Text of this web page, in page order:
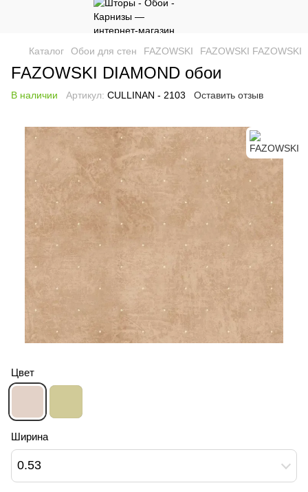
Каталог Обои для стен FAZOWSKI FAZOWSKI FAZOWSKI
FAZOWSKI DIAMOND обои
В наличии Артикул: CULLINAN - 2103 Оставить отзыв
Цвет
Ширина
0.53